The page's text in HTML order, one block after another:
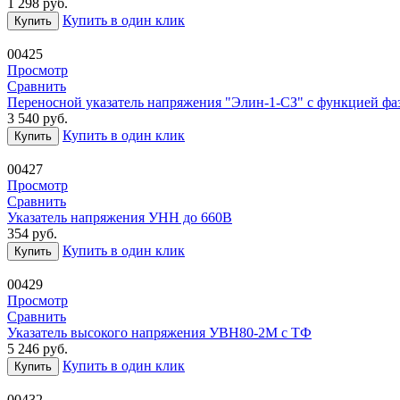
Купить Купить в один клик
00425
Просмотр
Сравнить
Переносной указатель напряжения "Элин-1-СЗ" с функцией
3 540 руб.
Купить Купить в один клик
00427
Просмотр
Сравнить
Указатель напряжения УНН до 660В
354 руб.
Купить Купить в один клик
00429
Просмотр
Сравнить
Указатель высокого напряжения УВН80-2М с ТФ
5 246 руб.
Купить Купить в один клик